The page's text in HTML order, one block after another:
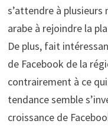
s’attendre à
arabe à rejoindre la
De plus, fait
de Facebook de la
contrairement à ce
tendance semble
croissance de